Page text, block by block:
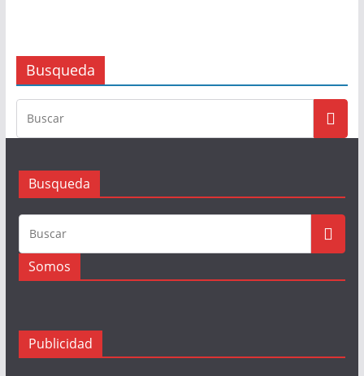
Busqueda
Busqueda
Somos
Publicidad